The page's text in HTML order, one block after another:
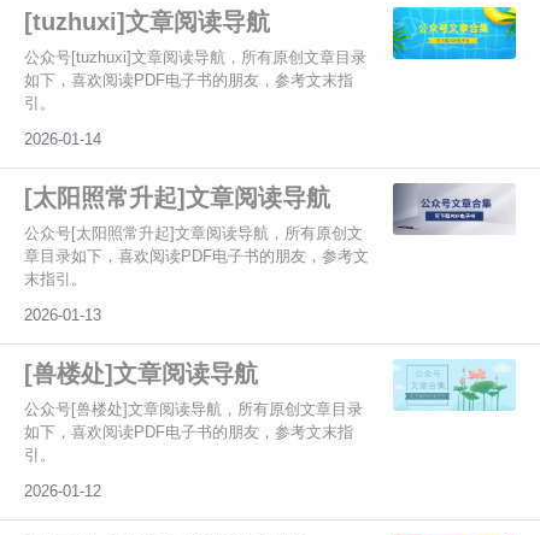
[tuzhuxi]文章阅读导航
公众号[tuzhuxi]文章阅读导航，所有原创文章目录
如下，喜欢阅读PDF电子书的朋友，参考文末指
引。
2026-01-14
[太阳照常升起]文章阅读导航
公众号[太阳照常升起]文章阅读导航，所有原创文
章目录如下，喜欢阅读PDF电子书的朋友，参考文
末指引。
2026-01-13
[兽楼处]文章阅读导航
公众号[兽楼处]文章阅读导航，所有原创文章目录
如下，喜欢阅读PDF电子书的朋友，参考文末指
引。
2026-01-12